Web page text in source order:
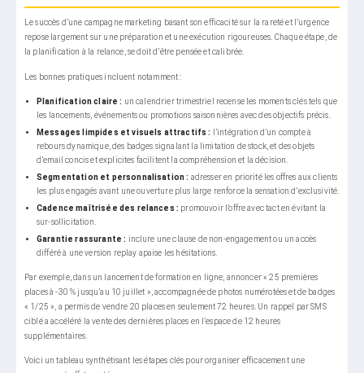
Le succès d’une campagne marketing basant son efficacité sur la rareté et l’urgence
repose largement sur une préparation et une exécution rigoureuses. Chaque étape, de
la planification à la relance, se doit d’être pensée et calibrée.
Les bonnes pratiques incluent notamment :
Planification claire : un calendrier trimestriel recense les moments clés tels que
les lancements, événements ou promotions saisonnières avec des objectifs précis.
Messages limpides et visuels attractifs :
l’intégration d’un compte à
rebours dynamique, des badges signalant la limitation de stock, et des objets
d’email concis et explicites facilitent la compréhension et la décision.
Segmentation et personnalisation : adresser en priorité les offres aux clients
les plus engagés avant une ouverture plus large renforce la sensation d’exclusivité.
Cadence maîtrisée des relances : promouvoir l’offre avec tact en évitant la
sur-sollicitation.
Garantie rassurante : inclure une clause de non-engagement ou un accès
différé à une version replay apaise les hésitations.
Par exemple, dans un lancement de formation en ligne, annoncer « 25 premières
places à -30 % jusqu’au 10 juillet », accompagnée de photos numérotées et de badges
« 1/25 », a permis de vendre 20 places en seulement 72 heures. Un rappel par SMS
ciblé a accéléré la vente des dernières places en l’espace de 12 heures
supplémentaires.
Voici un tableau synthétisant les étapes clés pour organiser efficacement une